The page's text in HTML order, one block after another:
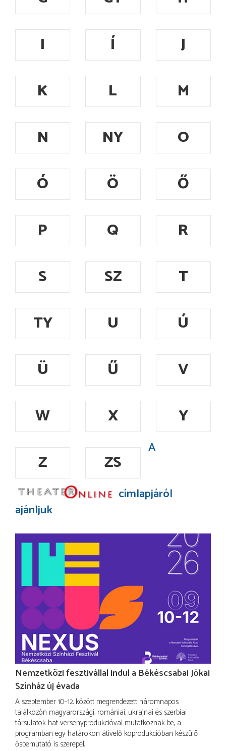
I
Í
J
K
L
M
N
NY
O
Ó
Ö
Ő
P
Q
R
S
SZ
T
TY
U
Ú
Ü
Ű
V
W
X
Y
Z
ZS
A
címlapjáról
ajánljuk
Nemzetközi fesztivállal indul a Békéscsabai Jókai
Színház új évada
A szeptember 10–12. között megrendezett háromnapos
találkozón magyarországi, romániai, ukrajnai és szerbiai
társulatok hat versenyprodukcióval mutatkoznak be, a
programban egy határokon átívelő koprodukcióban készülő
ősbemutató is szerepel.